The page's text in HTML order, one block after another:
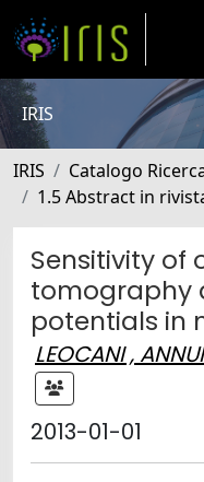
IRIS
IRIS Catalogo
1.5 Abstract in
Sensitivity of
tomography
potentials in
LEOCANI ,
2013-01-01